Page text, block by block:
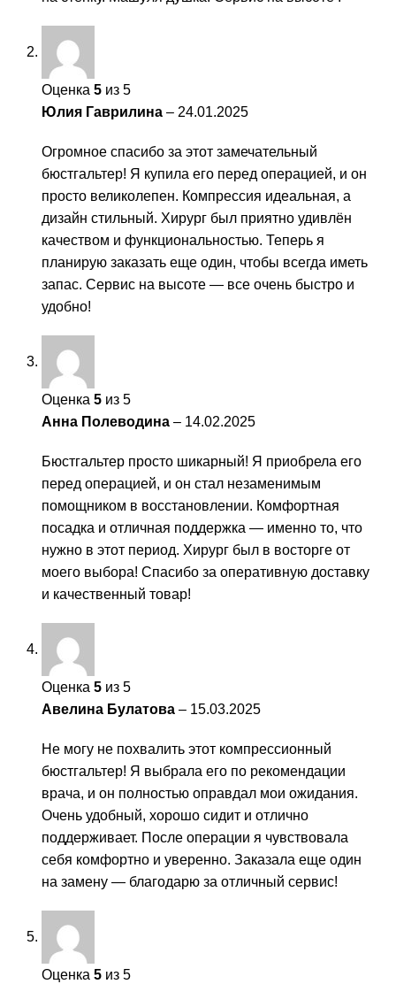
Оценка 5 из 5
Юлия Гаврилина – 24.01.2025
Огромное спасибо за этот замечательный
бюстгальтер! Я купила его перед операцией, и он
просто великолепен. Компрессия идеальная, а
дизайн стильный. Хирург был приятно удивлён
качеством и функциональностью. Теперь я
планирую заказать еще один, чтобы всегда иметь
запас. Сервис на высоте — все очень быстро и
удобно!
Оценка 5 из 5
Анна Полеводина – 14.02.2025
Бюстгальтер просто шикарный! Я приобрела его
перед операцией, и он стал незаменимым
помощником в восстановлении. Комфортная
посадка и отличная поддержка — именно то, что
нужно в этот период. Хирург был в восторге от
моего выбора! Спасибо за оперативную доставку
и качественный товар!
Оценка 5 из 5
Авелина Булатова – 15.03.2025
Не могу не похвалить этот компрессионный
бюстгальтер! Я выбрала его по рекомендации
врача, и он полностью оправдал мои ожидания.
Очень удобный, хорошо сидит и отлично
поддерживает. После операции я чувствовала
себя комфортно и уверенно. Заказала еще один
на замену — благодарю за отличный сервис!
Оценка 5 из 5